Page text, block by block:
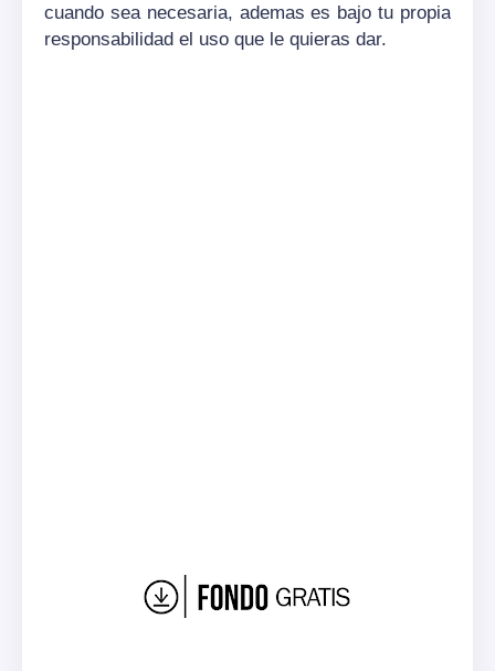
cuando sea necesaria, ademas es bajo tu propia
responsabilidad el uso que le quieras dar.